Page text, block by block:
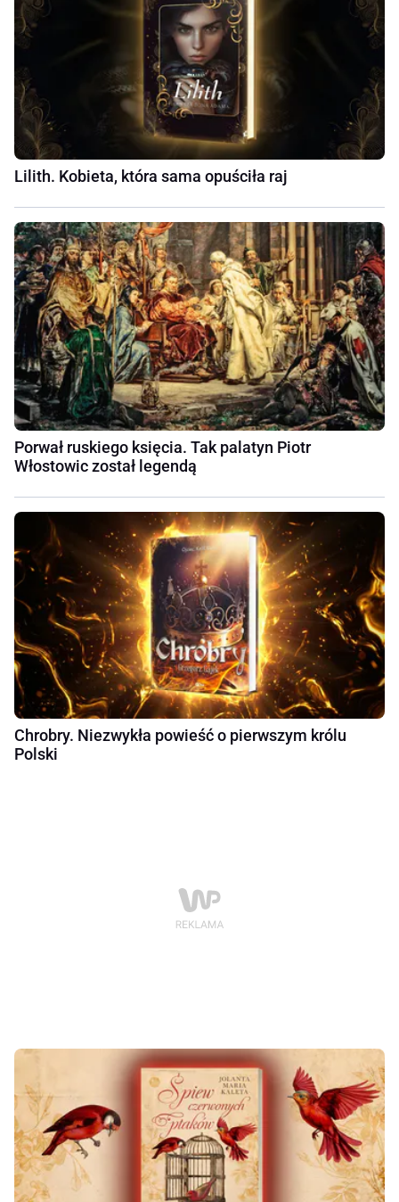
Lilith. Kobieta, która sama opuściła raj
Porwał ruskiego księcia. Tak palatyn Piotr
Włostowic został legendą
Chrobry. Niezwykła powieść o pierwszym królu
Polski